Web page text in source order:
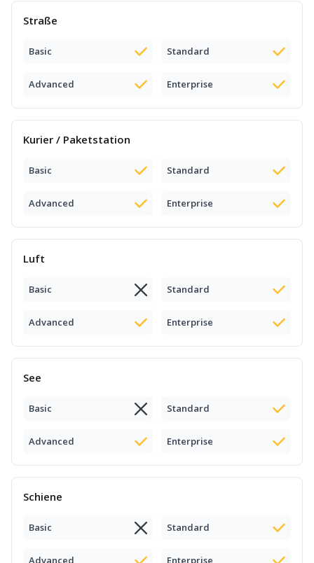
Straße
Basic Standard
Advanced Enterprise
Kurier / Paketstation
Basic Standard
Advanced Enterprise
Luft
Basic Standard
Advanced Enterprise
See
Basic Standard
Advanced Enterprise
Schiene
Basic Standard
Advanced Enterprise